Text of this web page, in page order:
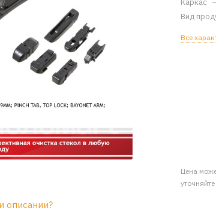
Каркас
Вид
Все
Цена
описании?